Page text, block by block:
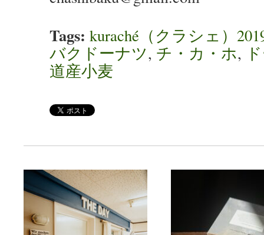
Tags: kuraché（クラシェ）
バクドーナツ, チ・カ・ホ,
道産小麦